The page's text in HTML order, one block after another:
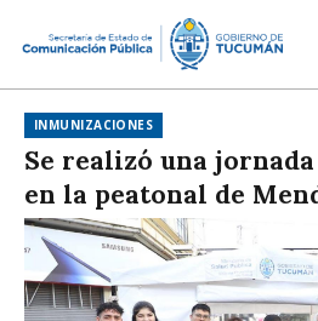
INMUNIZACIONES
Se realizó una
en la peatonal de